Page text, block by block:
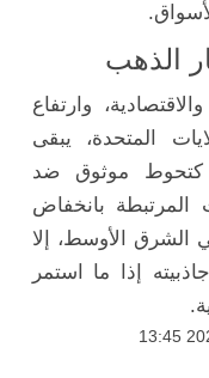
الذهب
وارتفاع
المتحدة، يبقى
كتحوط موثوق ضد
المرتبطة بانخفاض
الشرق الأوسط، إلا
إذا ما استمر